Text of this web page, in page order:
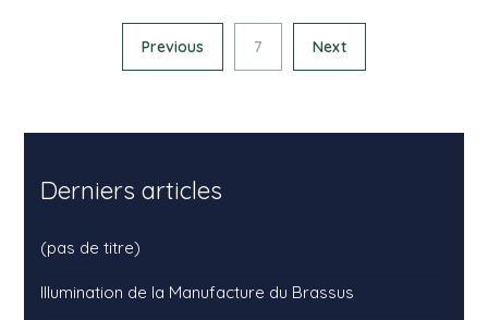
Previous 7 Next
Derniers articles
(pas de titre)
Illumination de la Manufacture du Brassus